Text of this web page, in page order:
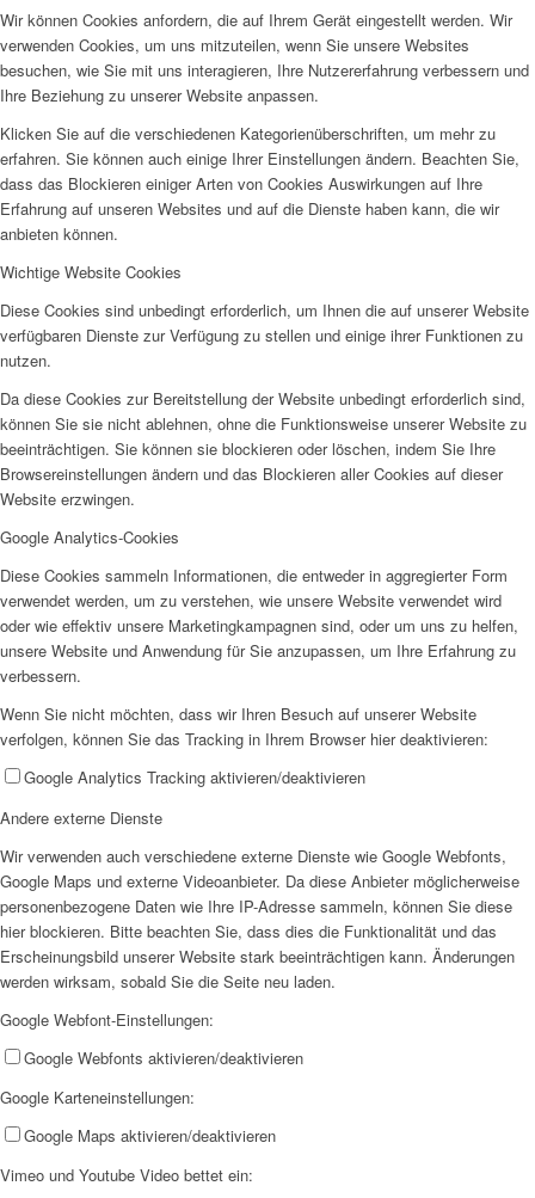
Schwangerschaftsberatung
Migrationsberatung
Antidiskriminierungsberatung
IZIF-Emmerich
Wir können Cookies anfordern, die auf Ihrem Gerät eingestellt werden. Wir
verwenden Cookies, um uns mitzuteilen, wenn Sie unsere Websites
besuchen, wie Sie mit uns interagieren, Ihre Nutzererfahrung verbessern und
Ihre Beziehung zu unserer Website anpassen.
Klicken Sie auf die verschiedenen Kategorienüberschriften, um mehr zu
erfahren. Sie können auch einige Ihrer Einstellungen ändern. Beachten Sie,
dass das Blockieren einiger Arten von Cookies Auswirkungen auf Ihre
Erfahrung auf unseren Websites und auf die Dienste haben kann, die wir
anbieten können.
Wichtige Website Cookies
Diese Cookies sind unbedingt erforderlich, um Ihnen die auf unserer Website
verfügbaren Dienste zur Verfügung zu stellen und einige ihrer Funktionen zu
nutzen.
Da diese Cookies zur Bereitstellung der Website unbedingt erforderlich sind,
können Sie sie nicht ablehnen, ohne die Funktionsweise unserer Website zu
beeinträchtigen. Sie können sie blockieren oder löschen, indem Sie Ihre
Browsereinstellungen ändern und das Blockieren aller Cookies auf dieser
Website erzwingen.
Google Analytics-Cookies
Diese Cookies sammeln Informationen, die entweder in aggregierter Form
verwendet werden, um zu verstehen, wie unsere Website verwendet wird
oder wie effektiv unsere Marketingkampagnen sind, oder um uns zu helfen,
unsere Website und Anwendung für Sie anzupassen, um Ihre Erfahrung zu
verbessern.
Wenn Sie nicht möchten, dass wir Ihren Besuch auf unserer Website
verfolgen, können Sie das Tracking in Ihrem Browser hier deaktivieren:
Google Analytics Tracking aktivieren/deaktivieren
Andere externe Dienste
Wir verwenden auch verschiedene externe Dienste wie Google Webfonts,
Google Maps und externe Videoanbieter. Da diese Anbieter möglicherweise
personenbezogene Daten wie Ihre IP-Adresse sammeln, können Sie diese
hier blockieren. Bitte beachten Sie, dass dies die Funktionalität und das
Erscheinungsbild unserer Website stark beeinträchtigen kann. Änderungen
werden wirksam, sobald Sie die Seite neu laden.
Google Webfont-Einstellungen:
Google Webfonts aktivieren/deaktivieren
Google Karteneinstellungen:
Google Maps aktivieren/deaktivieren
Vimeo und Youtube Video bettet ein: